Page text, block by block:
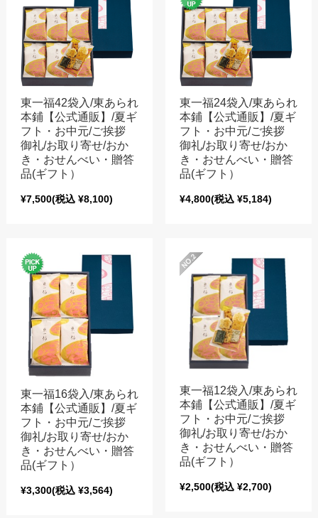
東一福42袋入/東あられ
本鋪【公式通販】/夏ギ
フト・お中元/ご挨拶
御礼/お取り寄せ/おか
き・おせんべい・贈答
品(ギフト）
¥7,500(税込 ¥8,100)
東一福24袋入/東あられ
本鋪【公式通販】/夏ギ
フト・お中元/ご挨拶
御礼/お取り寄せ/おか
き・おせんべい・贈答
品(ギフト）
¥4,800(税込 ¥5,184)
東一福16袋入/東あられ
本鋪【公式通販】/夏ギ
フト・お中元/ご挨拶
御礼/お取り寄せ/おか
き・おせんべい・贈答
品(ギフト）
¥3,300(税込 ¥3,564)
東一福12袋入/東あられ
本鋪【公式通販】/夏ギ
フト・お中元/ご挨拶
御礼/お取り寄せ/おか
き・おせんべい・贈答
品(ギフト）
¥2,500(税込 ¥2,700)